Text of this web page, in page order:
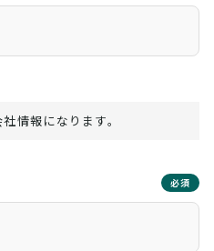
情報になります。
必須